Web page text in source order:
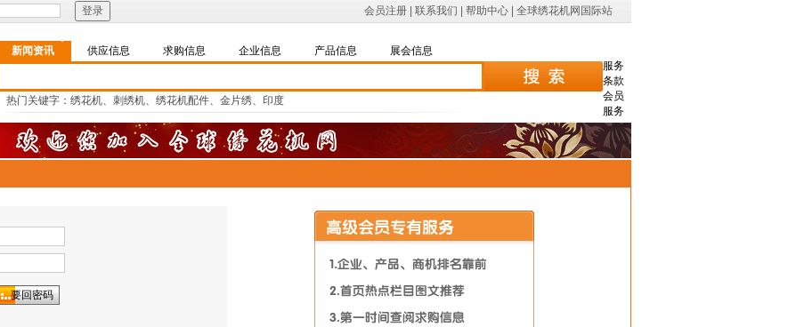
会员注册| 联系我们 帮助中心| 全球绣花机网国际站
新闻资讯 供应信息 求购信息 企业信息 产品信息 展会信息
热门关键字：绣花机、刺绣机、绣花机配件、金片绣、印度
服务
条款
会员
服务